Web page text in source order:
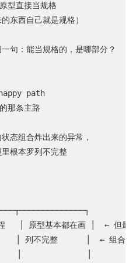
型直接当规格
东西自己就是规格）
句：能当规格的，是哪部分？
path
那条主路
态组合炸出来的异常，
根本罗列不完整
│ 原型基本都在画 │  ← 但最
│ 列不完整      │  ← 组合一
│              │